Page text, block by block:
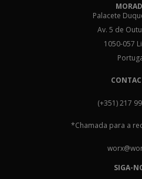
Palacete
Av. 5 de
1050-057
(+351) 217
*Chamada para a
SIGA-